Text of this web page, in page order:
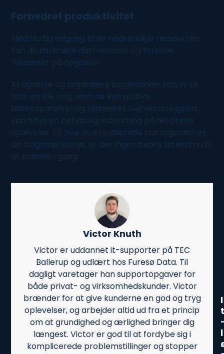
Forbedret produktivitet
Med hurtig adgang til de nødvendige ressourcer,
kan du minimere distraktioner og forblive
fokuseret på opgaven.
At oprette og organisere bogmærker kan virke
som en lille ting, men de kumulative
tidsbesparelser og forbedret bekvemmelighed
kan have en betydelig indvirkning på din online
oplevelse. Så hvis du ikke allerede har organiseret
din bogmærkelinje, er der ingen bedre tid end nu til
at komme i gang.
Victor Knuth
Victor er uddannet it-supporter på TEC
Ballerup og udlært hos Furesø Data. Til
dagligt varetager han supportopgaver for
både privat- og virksomhedskunder. Victor
brænder for at give kunderne en god og tryg
oplevelser, og arbejder altid ud fra et princip
om at grundighed og ærlighed bringer dig
længest. Victor er god til at fordybe sig i
komplicerede problemstillinger og stopper
I
t
l